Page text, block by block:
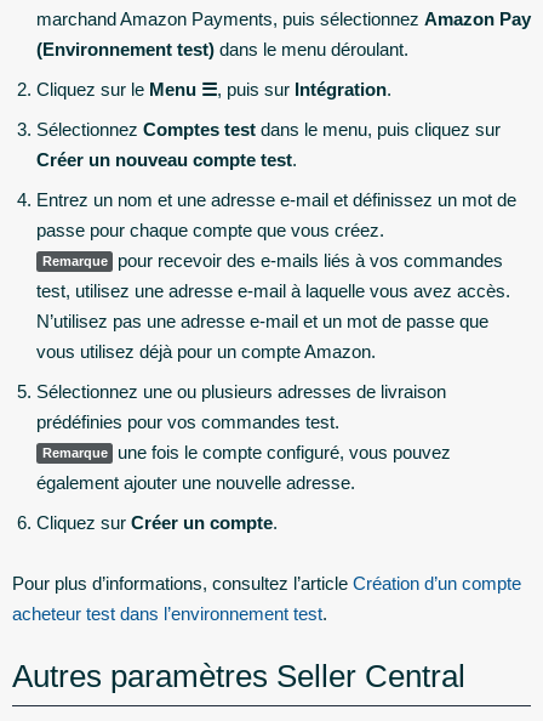
marchand Amazon Payments, puis sélectionnez Amazon Pay
(Environnement test) dans le menu déroulant.
Cliquez sur le Menu ☰, puis sur Intégration.
Sélectionnez Comptes test dans le menu, puis cliquez sur
Créer un nouveau compte test.
Entrez un nom et une adresse e-mail et définissez un mot de
passe pour chaque compte que vous créez.
Remarque
pour recevoir des e-mails liés à vos commandes
test, utilisez une adresse e-mail à laquelle vous avez accès.
N’utilisez pas une adresse e-mail et un mot de passe que
vous utilisez déjà pour un compte Amazon.
Sélectionnez une ou plusieurs adresses de livraison
prédéfinies pour vos commandes test.
Remarque
une fois le compte configuré, vous pouvez
également ajouter une nouvelle adresse.
Cliquez sur Créer un compte.
Pour plus d’informations, consultez l’article Création d’un compte
acheteur test dans l’environnement test.
Autres paramètres Seller Central